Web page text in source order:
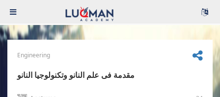
Engineering
مقدمة فى علم النانو وتكنولوجيا النانو